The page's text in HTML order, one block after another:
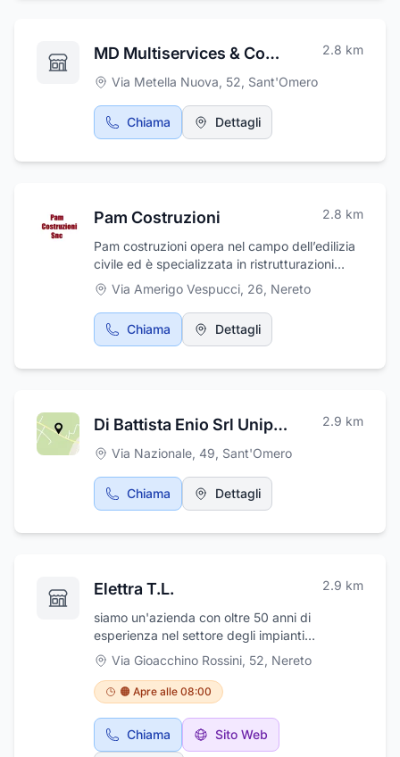
MD Multiservices & Commerce Srls 2.8 km
Via Metella Nuova, 52, Sant'Omero
Chiama Dettagli
Pam Costruzioni 2.8 km
Pam costruzioni opera nel campo dell’edilizia
civile ed è specializzata in ristrutturazioni
civili, pavimentazioni, rasatura, tinteggiatura,
rifacimento facciate e balconi. Inoltre
effettuiamo lavori di scavo pozzetti, fognature
e realizziamo la costruzione totale. Da Noi
professionalità.
Via Amerigo Vespucci, 26, Nereto
Chiama Dettagli
Di Battista Enio Srl Unipersonale 2.9 km
Via Nazionale, 49, Sant'Omero
Chiama Dettagli
Elettra T.L. 2.9 km
siamo un'azienda con oltre 50 anni di
esperienza nel settore degli impianti
elettrici.Ci proponiamo in provincia di Teramo
per installazione, trasformazione,
ampliamento, riparazione e manutenzione di
impianti elettrici, impianti di antifurto,
videosorveglianza.Siamo in grado di
supportarvi anche nella progettazione e
Via Gioacchino Rossini, 52, Nereto
🟠 Apre alle 08:00
Chiama Sito Web